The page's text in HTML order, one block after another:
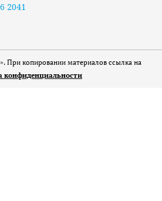
2041
При копировании материалов ссылка на
конфиденциальности